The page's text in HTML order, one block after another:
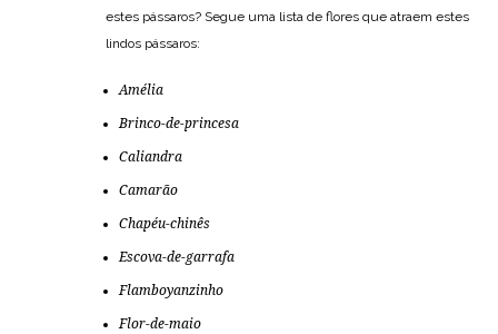
estes pássaros? Segue uma lista de flores que atraem estes
lindos pássaros:
Amélia
Brinco-de-princesa
Caliandra
Camarão
Chapéu-chinês
Escova-de-garrafa
Flamboyanzinho
Flor-de-maio